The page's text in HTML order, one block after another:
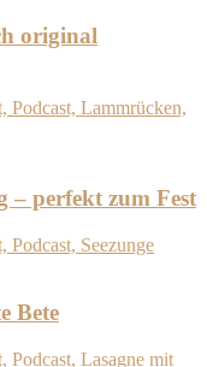
original
– perfekt zum Fest
Bete